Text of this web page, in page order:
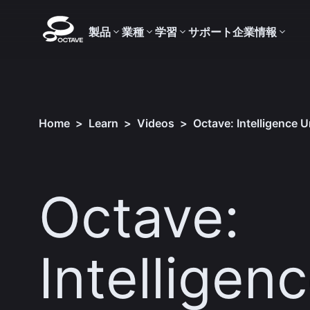
製品 業種 学習 サポート企業情報
Home > Learn > Videos > Octave: Intelligence
Octave: